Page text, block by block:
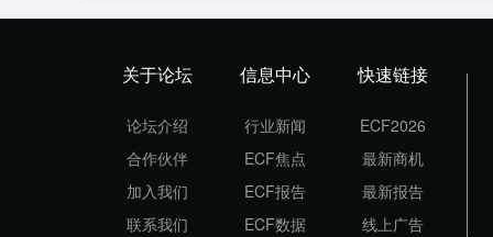
关于论坛
论坛介绍
合作伙伴
加入我们
联系我们
信息中心
行业新闻
ECF焦点
ECF报告
ECF数据
快速链接
ECF2026
最新商机
最新报告
线上广告